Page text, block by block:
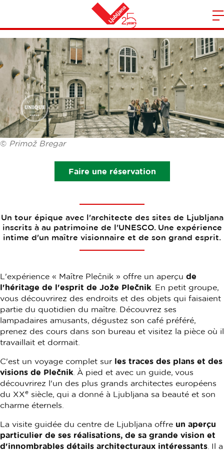
Maison
MAÎTRE PLEČNIK
© Primož Bregar
Faire une réservation
Un tour épique avec l'architecte des sites de Ljubljana
inscrits à au patrimoine de l'UNESCO. Une expérience
intime d'un maître visionnaire et de son grand esprit.
L'expérience « Maître Plečnik » offre un aperçu de
l'héritage de l'esprit de Jože Plečnik . En petit groupe,
vous découvrirez des endroits et des objets qui faisaient
partie du quotidien du maître. Découvrez ses
lampadaires amusants, dégustez son café préféré,
prenez des cours dans son bureau et visitez la pièce où il
travaillait et dormait.
C'est un voyage complet sur les traces des plans et des
visions de Plečnik . À pied et avec un guide, vous
découvrirez l'un des plus grands architectes européens
du XXe siècle, qui a donné à Ljubljana sa beauté et son
charme éternels.
La visite guidée du centre de Ljubljana offre un aperçu
particulier de ses réalisations, de sa grande vision et
d'innombrables détails architecturaux intéressants . Il a